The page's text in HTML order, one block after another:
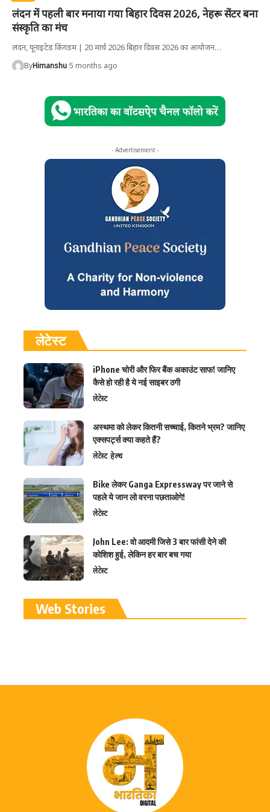
लंदन में पहली बार मनाया गया बिहार दिवस 2026, नेहरू सेंटर बना
संस्कृति का मंच
लंदन, यूनाइटेड किंगडम | 20 मार्च 2026 बिहार दिवस 2026 का आयोजन…
ByHimanshu 5 months ago
- Advertisement -
लेटेस्ट
iPhone चोरी और फिर बैंक अकाउंट साफ! जानिए
कैसे हो रही है ये नई साइबर ठगी
लेटेस्ट
अस्थमा को लेकर कितनी सच्चाई, कितने भ्रम? जानिए
एक्सपर्ट्स क्या कहते हैं?
लेटेस्ट हेल्थ
Bike लेकर Ganga Expressway पर जाने से
पहले ये जान लो वरना पछताओगे!
लेटेस्ट
John Lee: वो आदमी जिसे 3 बार फांसी देने की
कोशिश हुई, लेकिन हर बार बच गया
लेटेस्ट
Web Storiesरामलला विग्रह की प्राण
प्रतिष्ठा